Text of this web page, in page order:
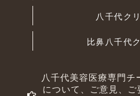
八千代ク
比鼻八千代
八千代美容医療専門チ
について、ご意見、